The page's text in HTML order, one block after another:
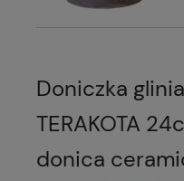
Doniczka
TERAKOTA
donica